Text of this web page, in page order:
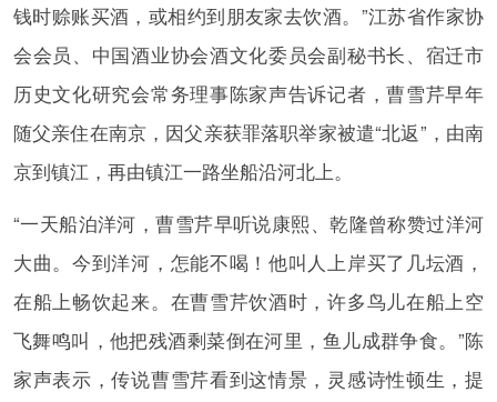
钱时赊账买酒，或相约到朋友家去饮酒。”江苏省作家协
会会员、中国酒业协会酒文化委员会副秘书长、宿迁市
历史文化研究会常务理事陈家声告诉记者，曹雪芹早年
随父亲住在南京，因父亲获罪落职举家被遣“北返”，由南
京到镇江，再由镇江一路坐船沿河北上。
“一天船泊洋河，曹雪芹早听说康熙、乾隆曾称赞过洋河
大曲。今到洋河，怎能不喝！他叫人上岸买了几坛酒，
在船上畅饮起来。在曹雪芹饮酒时，许多鸟儿在船上空
飞舞鸣叫，他把残酒剩菜倒在河里，鱼儿成群争食。”陈
家声表示，传说曹雪芹看到这情景，灵感诗性顿生，提